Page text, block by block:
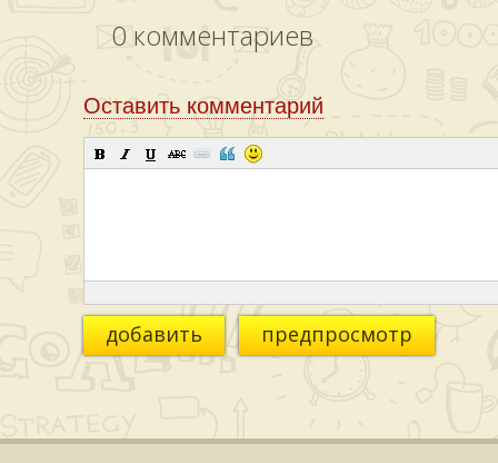
0 комментариев
Оставить комментарий
добавить предпросмотр